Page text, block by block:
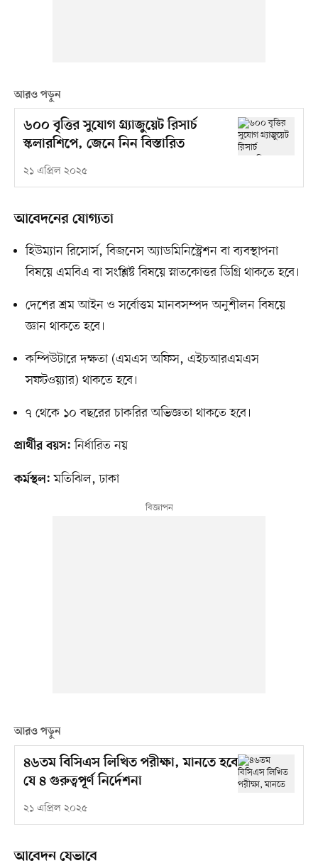
আরও পড়ুন
৬০০ বৃত্তির সুযোগ গ্র্যাজুয়েট রিসার্চ
স্কলারশিপে, জেনে নিন বিস্তারিত
২১ এপ্রিল ২০২৫
আবেদনের যোগ্যতা
হিউম্যান রিসোর্স, বিজনেস অ্যাডমিনিস্ট্রেশন বা ব্যবস্থাপনা
বিষয়ে এমবিএ বা সংশ্লিষ্ট বিষয়ে স্নাতকোত্তর ডিগ্রি থাকতে হবে।
দেশের শ্রম আইন ও সর্বোত্তম মানবসম্পদ অনুশীলন বিষয়ে
জ্ঞান থাকতে হবে।
কম্পিউটারে দক্ষতা (এমএস অফিস, এইচআরএমএস
সফটওয়্যার) থাকতে হবে।
৭ থেকে ১০ বছরের চাকরির অভিজ্ঞতা থাকতে হবে।
প্রার্থীর বয়স: নির্ধারিত নয়
কর্মস্থল: মতিঝিল, ঢাকা
আরও পড়ুন
৪৬তম বিসিএস লিখিত পরীক্ষা, মানতে হবে
যে ৪ গুরুত্বপূর্ণ নির্দেশনা
২১ এপ্রিল ২০২৫
আবেদন যেভাবে